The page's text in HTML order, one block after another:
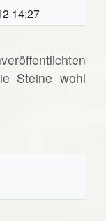
14:27
Steine wohl